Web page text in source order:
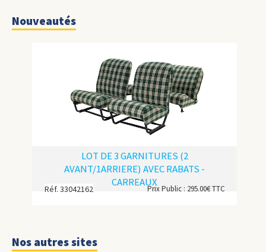
Nouveautés
Nos autres sites